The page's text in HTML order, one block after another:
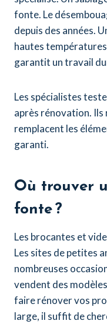
fonte. Le
depuis des années.
hautes
garantit un travail
Les spécialistes
après rénovation.
remplacent les
garanti.
Où trouver
fonte ?
Les brocantes et
Les sites de petites
nombreuses
vendent des
faire rénover vos
large, il suffit de